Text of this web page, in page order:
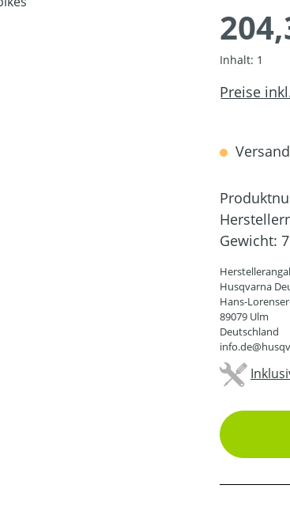
Inhalt: 1
Preise
Gewicht:
Husqvarna
Hans-
89079 Ulm
Deutschland